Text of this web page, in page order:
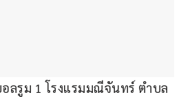
รูม 1 โรงแรมมณีจันทร์ ตำบล